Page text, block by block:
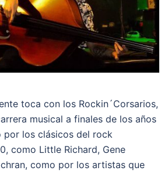
toca con los Rockin´Corsarios,
musical a finales de los años
por los clásicos del rock
como Little Richard, Gene
como por los artistas que